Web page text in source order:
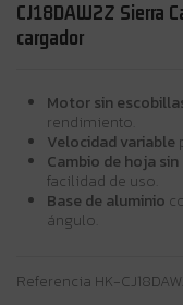
CJ18DAW2Z Sierra
cargador
Motor sin
rendimiento.
Velocidad variable
Cambio de hoja
facilidad de uso.
Base de aluminio
ángulo.
Referencia HK-